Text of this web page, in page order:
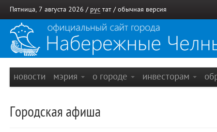
Пятница, 7 августа 2026 / рус тат / обычная версия
новости мэрия о городе инвесторам
Городская афиша